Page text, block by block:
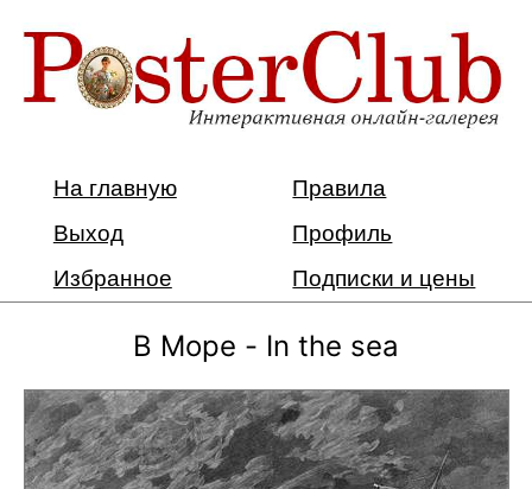
На главную
Правила
Выход
Профиль
Избранное
Подписки и цены
В Море - In the sea